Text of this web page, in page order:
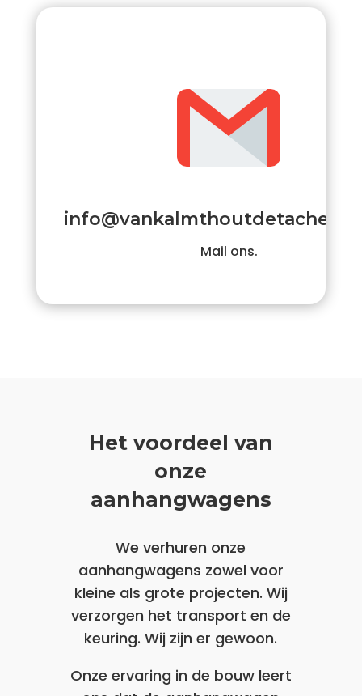
Mail ons.
Het voordeel van
onze
aanhangwagens
We verhuren onze
aanhangwagens zowel voor
kleine als grote projecten. Wij
verzorgen het transport en de
keuring. Wij zijn er gewoon.
Onze ervaring in de bouw leert